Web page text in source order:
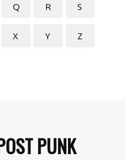
Q R S
X Y Z
PUNK